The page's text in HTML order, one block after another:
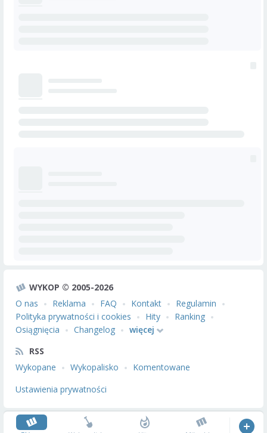
WYKOP © 2005-2026
O nas
Reklama FAQ Kontakt
Regulamin
Polityka prywatności i cookies
Hity
Ranking
Osiągnięcia
Changelog
więcej
RSS
Wykopane
Wykopalisko
Komentowane
Ustawienia prywatności